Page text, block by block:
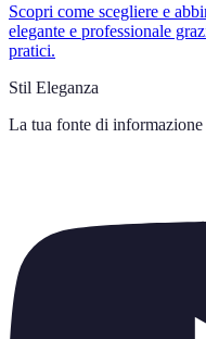
Scopri come scegliere e
elegante e professionale
pratici.
Stil Eleganza
La tua fonte di informazione